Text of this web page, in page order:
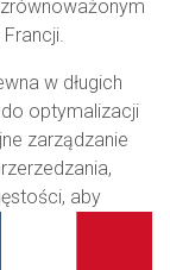
w długich
optymalizacji
zarządzanie
aby